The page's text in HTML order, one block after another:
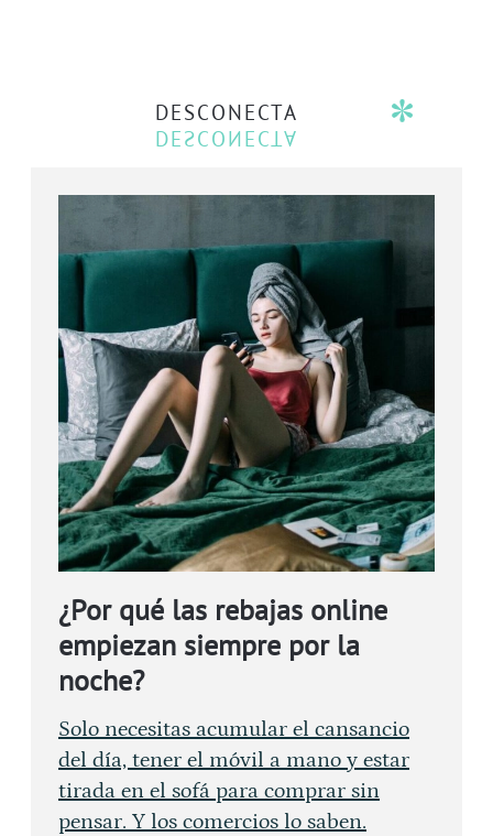
DESCONECTA
¿Por qué las rebajas online
empiezan siempre por la
noche?
Solo necesitas acumular el cansancio
del día, tener el móvil a mano y estar
tirada en el sofá para comprar sin
pensar. Y los comercios lo saben.